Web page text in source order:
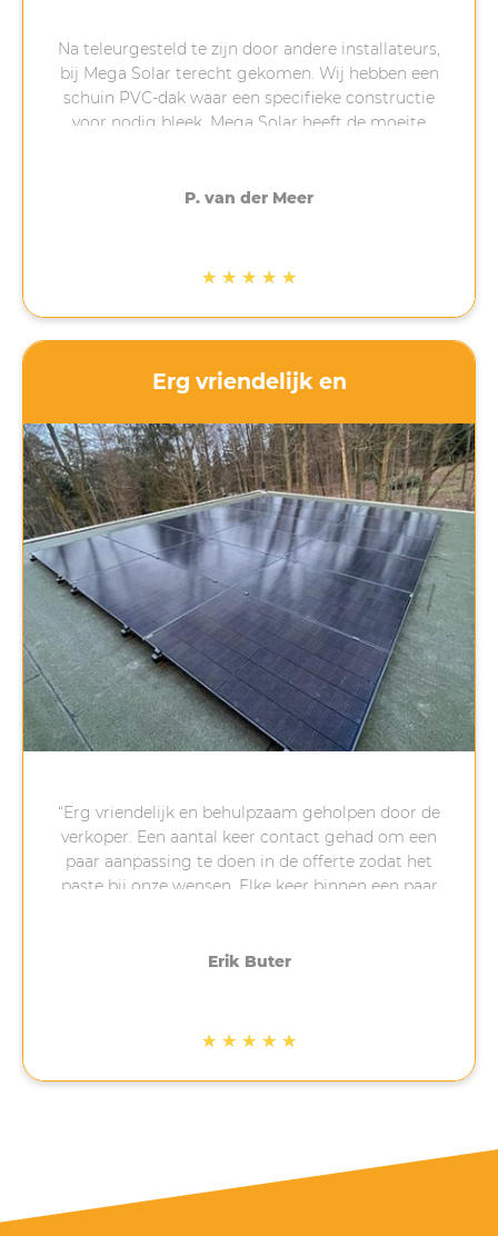
Na teleurgesteld te zijn door andere installateurs,
bij Mega Solar terecht gekomen. Wij hebben een
schuin PVC-dak waar een specifieke constructie
voor nodig bleek. Mega Solar heeft de moeite
langer dan verwacht maar uiteindelijk vorige
communicatie belangrijk. Dat heeft Mega Solar
werden snel beantwoord. Ik ben goed op de
hoogte gehouden van het proces. Als nu ook de
zon nog gaat schijnen komt het helemaal goed!
P. van der Meer
★ ★ ★ ★ ★
Erg vriendelijk en
“Erg vriendelijk en behulpzaam geholpen door de
verkoper. Een aantal keer contact gehad om een
paar aanpassing te doen in de offerte zodat het
paste bij onze wensen. Elke keer binnen een paar
gemaakt om te installeren, 4-5 weken later.
Ook het installeren is netjes en volgens afspraak
veel bedrijven dan afhaken. Net na de installatie
op korte termijn panelen te bestellen en te laten
installeren met wachttijden van soms meer dan 6
maanden, zijn de 5 sterren dik verdiend door
Erik Buter
★ ★ ★ ★ ★